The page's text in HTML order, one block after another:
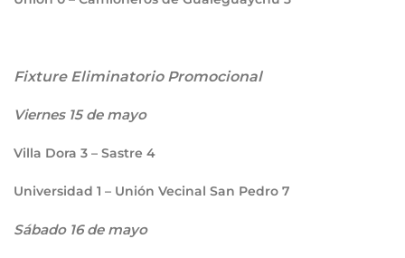
Fixture Eliminatorio Promocional
Viernes 15 de mayo
Villa Dora 3 – Sastre 4
Universidad 1 – Unión Vecinal San Pedro 7
Sábado 16 de mayo